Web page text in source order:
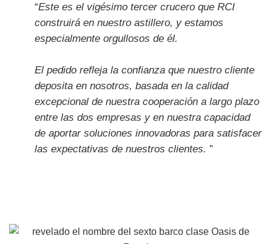
“Este es el vigésimo tercer crucero que RCI
construirá en nuestro astillero, y estamos
especialmente orgullosos de él.
El pedido refleja la confianza que nuestro cliente
deposita en nosotros, basada en la calidad
excepcional de nuestra cooperación a largo plazo
entre las dos empresas y en nuestra capacidad
de aportar soluciones innovadoras para satisfacer
las expectativas de nuestros clientes. ”